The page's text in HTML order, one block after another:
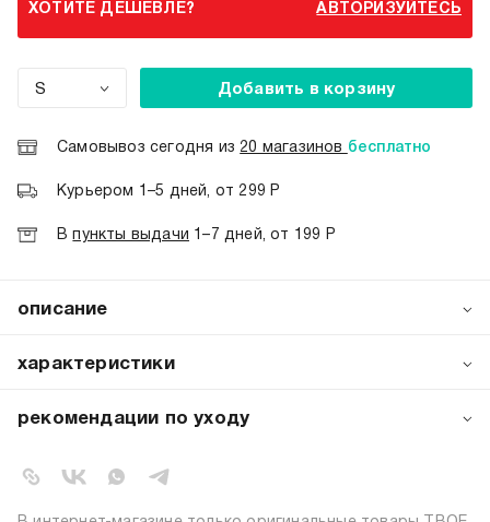
ХОТИТЕ ДЕШЕВЛЕ? АВТОРИЗУЙТЕСЬ
S Добавить в корзину
Самовывоз сегодня из 20 магазинов бесплатно
Курьером 1–5 дней, от 299 Р
Впункты выдачи 1–7 дней, от 199 Р
описание
тренд сезона для активного лета. Модель с внутренней
характеристики
цвет:
состав:
100% полиэстер
рекомендации по уходу
стирка вывернутой наизнанку
не отбеливать